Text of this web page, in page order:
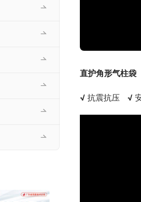
直护角形气柱袋
√ 抗震抗压 √